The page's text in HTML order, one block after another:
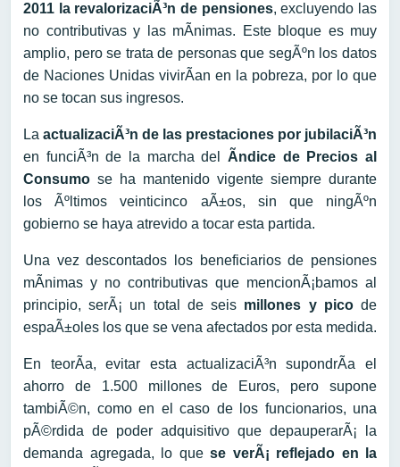
2011 la revalorizaciÃ³n de pensiones, excluyendo las
no contributivas y las mÃ­nimas. Este bloque es muy
amplio, pero se trata de personas que segÃºn los datos
de Naciones Unidas vivirÃ­an en la pobreza, por lo que
no se tocan sus ingresos.
La actualizaciÃ³n de las prestaciones por jubilaciÃ³n
en funciÃ³n de la marcha del
Ãndice de Precios al
Consumo se ha mantenido vigente siempre durante
los Ãºltimos veinticinco aÃ±os, sin que ningÃºn
gobierno se haya atrevido a tocar esta partida.
Una vez descontados los beneficiarios de pensiones
mÃ­nimas y no contributivas que mencionÃ¡bamos al
principio, serÃ¡ un total de seis millones y picode
espaÃ±oles los que se vena afectados por esta medida.
En teorÃ­a, evitar esta actualizaciÃ³n supondrÃ­a el
ahorro de 1.500 millones de Euros, pero supone
tambiÃ©n, como en el caso de los funcionarios, una
pÃ©rdida de poder adquisitivo que depauperarÃ¡ la
demanda agregada, lo que se verÃ¡ reflejado en la